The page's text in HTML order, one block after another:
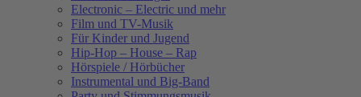
Electronic – Electric und mehr
Film und TV-Musik
Für Kinder und Jugend
Hip-Hop – House – Rap
Hörspiele / Hörbücher
Instrumental und Big-Band